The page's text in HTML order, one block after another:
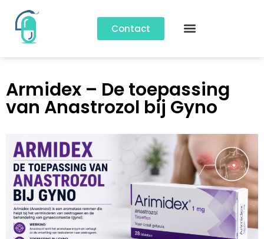
Contact
Armidex – De toepassing
van Anastrozol bij Gyno